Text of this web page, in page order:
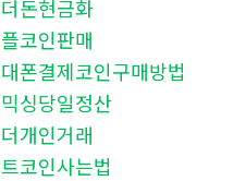
돈현금화
코인판매
폰결제코인구매방법
싱당일정산
개인거래
코인사는법